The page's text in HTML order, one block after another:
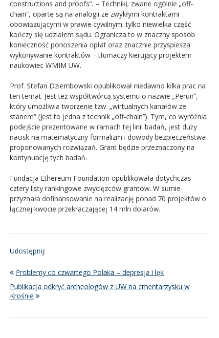
constructions and proofs”. – Techniki, zwane ogólnie „off-
chain”, oparte są na analogii ze zwykłymi kontraktami
obowiązującymi w prawie cywilnym: tylko niewielka część
kończy się udziałem sądu. Ogranicza to w znaczny sposób
konieczność ponoszenia opłat oraz znacznie przyspiesza
wykonywanie kontraktów – tłumaczy kierujący projektem
naukowiec WMIM UW.
Prof. Stefan Dziembowski opublikował niedawno kilka prac na
ten temat. Jest też współtwórcą systemu o nazwie „Perun”,
który umożliwia tworzenie tzw. „wirtualnych kanałów ze
stanem” (jest to jedna z technik „off-chain’’). Tym, co wyróżnia
podejście prezentowane w ramach tej linii badań, jest duży
nacisk na matematyczny formalizm i dowody bezpieczeństwa
proponowanych rozwiązań. Grant będzie przeznaczony na
kontynuację tych badań.
Fundacja Ethereum Foundation opublikowała dotychczas
cztery listy rankingowe zwycięzców grantów. W sumie
przyznała dofinansowanie na realizację ponad 70 projektów o
łącznej kwocie przekraczającej 14 mln dolarów.
Udostępnij:
Problemy co czwartego Polaka – depresja i lęk
Publikacja odkryć archeologów z UW na cmentarzysku w
Krośnie